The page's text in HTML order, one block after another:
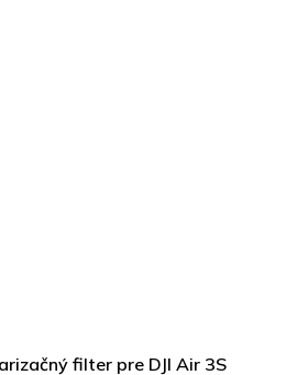
filter pre DJI Air 3S